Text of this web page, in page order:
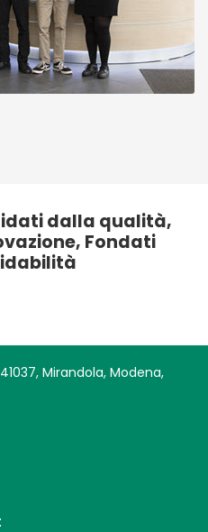
dalla qualità,
Fondati
Mirandola, Modena,